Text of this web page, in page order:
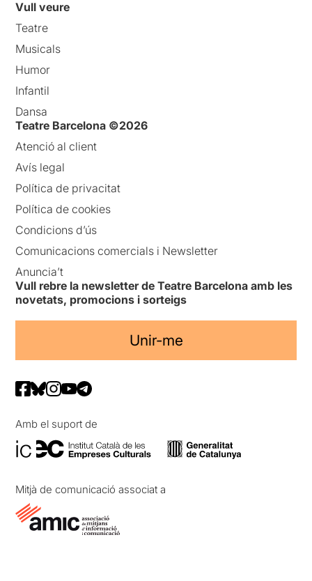
Vull veure
Teatre
Musicals
Humor
Infantil
Dansa
Teatre Barcelona ©2026
Atenció al client
Avís legal
Política de privacitat
Política de cookies
Condicions d’ús
Comunicacions comercials i Newsletter
Anuncia’t
Vull rebre la newsletter de Teatre Barcelona amb les
novetats, promocions i sorteigs
Unir-me
Amb el suport de
Mitjà de comunicació associat a